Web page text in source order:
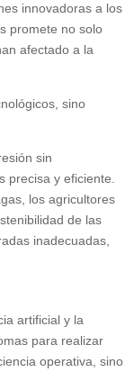
innovadoras a los
promete no solo
afectado a la
sino
sin
precisa y eficiente.
los agricultores
de las
inadecuadas,
artificial y la
para realizar
operativa, sino